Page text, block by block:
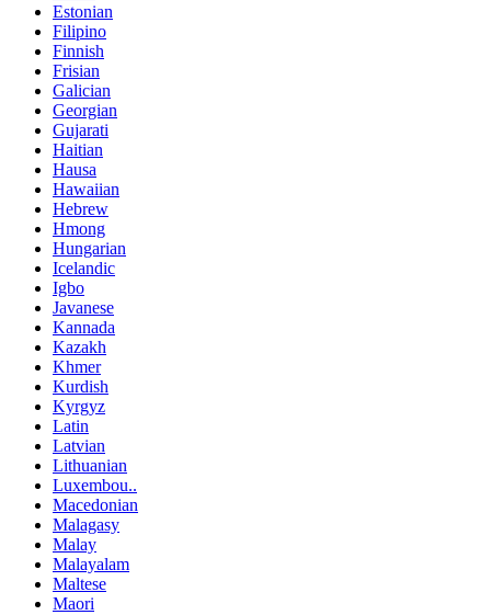
Estonian
Filipino
Finnish
Frisian
Galician
Georgian
Gujarati
Haitian
Hausa
Hawaiian
Hebrew
Hmong
Hungarian
Icelandic
Igbo
Javanese
Kannada
Kazakh
Khmer
Kurdish
Kyrgyz
Latin
Latvian
Lithuanian
Luxembou..
Macedonian
Malagasy
Malay
Malayalam
Maltese
Maori